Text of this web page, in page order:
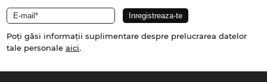
Poți găsi informații suplimentare despre prelucrarea datelor
tale personale aici.